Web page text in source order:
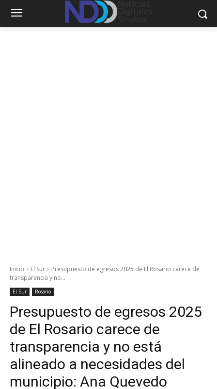
Inicio El Sur
Presupuesto de egresos 2025 de El Rosario carece de
transparencia y no...
El Sur Rosario
Presupuesto de egresos 2025
de El Rosario carece de
transparencia y no está
alineado a necesidades del
municipio: Ana Quevedo